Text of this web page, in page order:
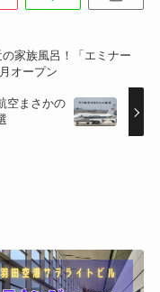
の家族風呂！「エミナー
オープン
空まさかの